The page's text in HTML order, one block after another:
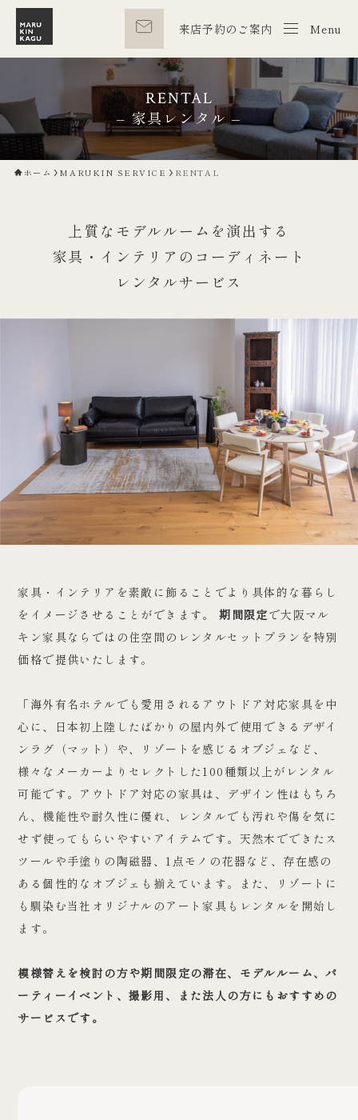
来店予約のご案内 Menu
RENTAL
– 家具レンタル –
ホーム MARUKIN SERVICE RENTAL
上質なモデルルームを演出する
家具・インテリアのコーディネート
レンタルサービス
家具・インテリアを素敵に飾ることでより具体的な暮らし
をイメージさせることができます。期間限定で大阪マル
キン家具ならではの住空間のレンタルセットプランを特別
価格で提供いたします。
「海外有名ホテルでも愛用されるアウトドア対応家具を中
心に、日本初上陸したばかりの屋内外で使用できるデザイ
ンラグ（マット）や、リゾートを感じるオブジェなど、
様々なメーカーよりセレクトした100種類以上がレンタル
可能です。アウトドア対応の家具は、デザイン性はもちろ
ん、機能性や耐久性に優れ、レンタルでも汚れや傷を気に
せず使ってもらいやすいアイテムです。天然木でできたス
ツールや手塗りの陶磁器、1点モノの花器など、存在感の
ある個性的なオブジェも揃えています。また、リゾートに
も馴染む当社オリジナルのアート家具もレンタルを開始し
ます。
模様替えを検討の方や期間限定の滞在、モデルルーム、パ
ーティーイベント、撮影用、また法人の方にもおすすめの
サービスです。